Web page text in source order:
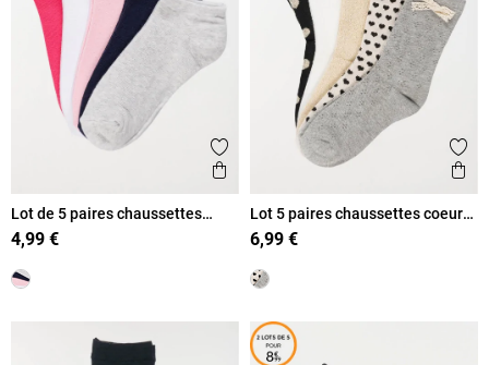
Ajouter aux favoris
Aperçu rapide
Lot de 5 paires chaussettes
basses fille
4,99 €
Lot 5 paires chaussettes coeurs
filles
6,99 €